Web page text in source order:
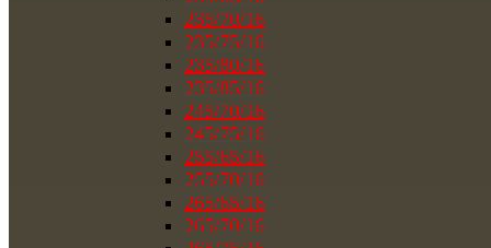
235/70/16
235/75/16
235/80/16
235/85/16
245/70/16
245/75/16
255/65/16
255/70/16
265/65/16
265/70/16